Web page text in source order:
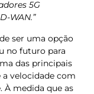
5G
WAN.”
ser uma opção
no futuro para
das principais
velocidade com
À medida que as